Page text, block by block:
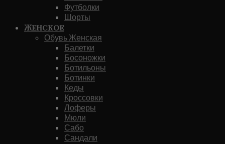
Футболки
Шорты
Женское
Обувь Женская
Балетки
Босоножки
Ботильоны
Ботинки
Кеды
Кроссовки
Лоферы
Мюли
Сабо
Сандали